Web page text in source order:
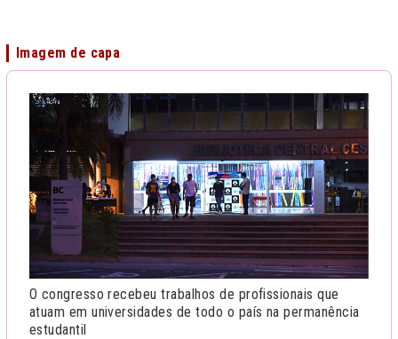
Imagem de capa
O congresso recebeu trabalhos de profissionais que
atuam em universidades de todo o país na permanência
estudantil